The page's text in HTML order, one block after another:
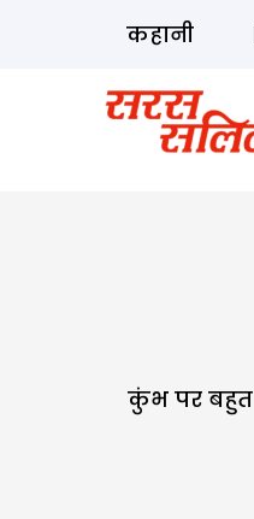
कहानी
कुंभ पर बहुत